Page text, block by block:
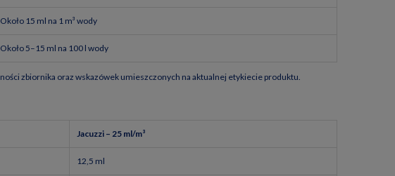
Około 15 ml na 1 m³ wody
Około 5–15 ml na 100 l wody
zbiornika oraz wskazówek umieszczonych na aktualnej etykiecie produktu.
Jacuzzi – 25 ml/m³
12,5 ml